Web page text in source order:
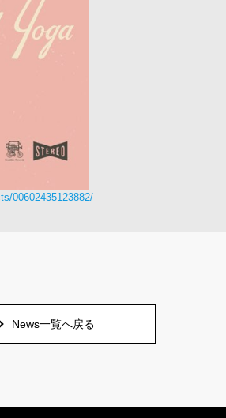
00602435123882/
News一覧へ戻る